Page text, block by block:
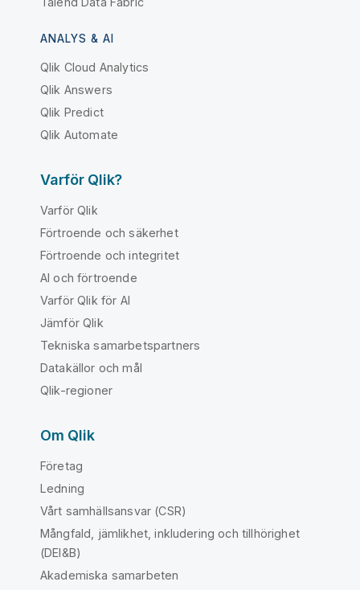
ANALYS & AI
Qlik Cloud Analytics
Qlik Answers
Qlik Predict
Qlik Automate
Varför Qlik?
Varför Qlik
Förtroende och säkerhet
Förtroende och integritet
AI och förtroende
Varför Qlik för AI
Jämför Qlik
Tekniska samarbetspartners
Datakällor och mål
Qlik-regioner
Om Qlik
Företag
Ledning
Vårt samhällsansvar (CSR)
Mångfald, jämlikhet, inkludering och tillhörighet
(DEI&B)
Akademiska samarbeten